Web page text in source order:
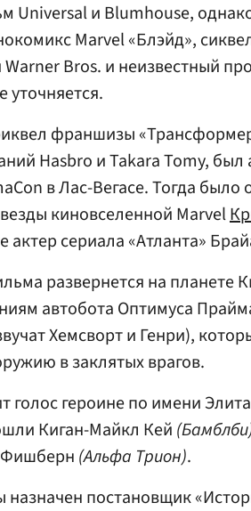
и Blumhouse,
Marvel «Блэйд»,
Warner Bros. и неизвестный
уточняется.
франшизы
Hasbro и Takara Tomy,
в Лас-Вегасе. Тогда было
киновселенной Marvel
актер сериала «Атланта»
развернется на планете
автобота Оптимуса
Хемсворт и Генри),
в заклятых врагов.
голос героине по имени
Киган-Майкл Кей
(Альфа Трион).
постановщик